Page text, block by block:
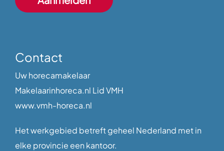
Contact
Uw horecamakelaar
Makelaarinhoreca.nl Lid VMH
www.vmh-horeca.nl
Het werkgebied betreft geheel Nederland met in
elke provincie een kantoor.